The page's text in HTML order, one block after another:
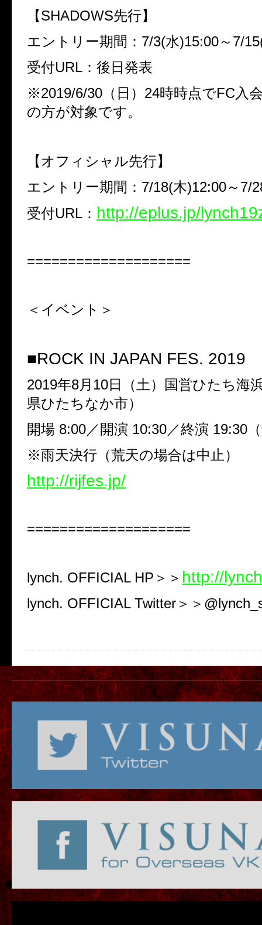
【SHADOWS先行】
エントリー期間： 7/3(水)15:00～ 7/
受付URL ：後日発表
※2019/6/30 （日） 24時時点でFC入
の方が対象です。
【オフィシャル先行】
エントリー期間： 7/18(木)12:00～ 7/
受付URL ： http://eplus.jp/
====================
＜イベント＞
■ROCK IN JAPAN FES. 2019
2019年8月 10日（土）国営ひたち海
県ひたちなか市）
開場 8:00／開演 10:30／終演 19:30
※雨天決行（荒天の場合は中止）
http://rijfes.jp/
====================
lynch. OFFICIAL HP ＞＞ http://
lynch. OFFICIAL Twitter ＞＞